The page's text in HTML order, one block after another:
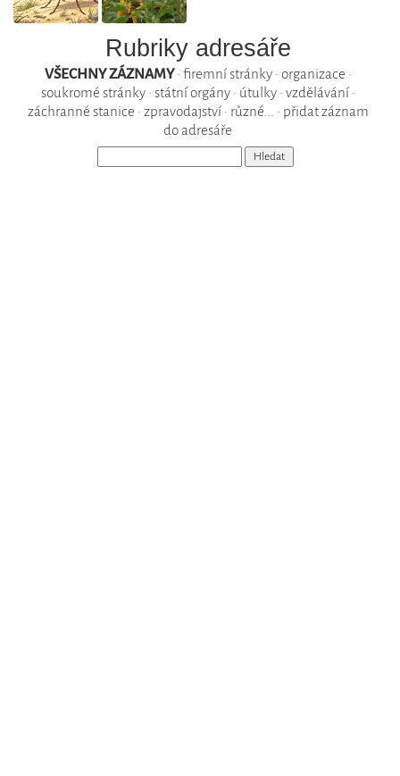
Rubriky adresáře
VŠECHNY ZÁZNAMY• firemní stránky• organizace •
soukromé stránky• státní orgány• útulky• vzdělávání•
záchranné stanice • zpravodajství• různé... • přidat záznam
do adresáře